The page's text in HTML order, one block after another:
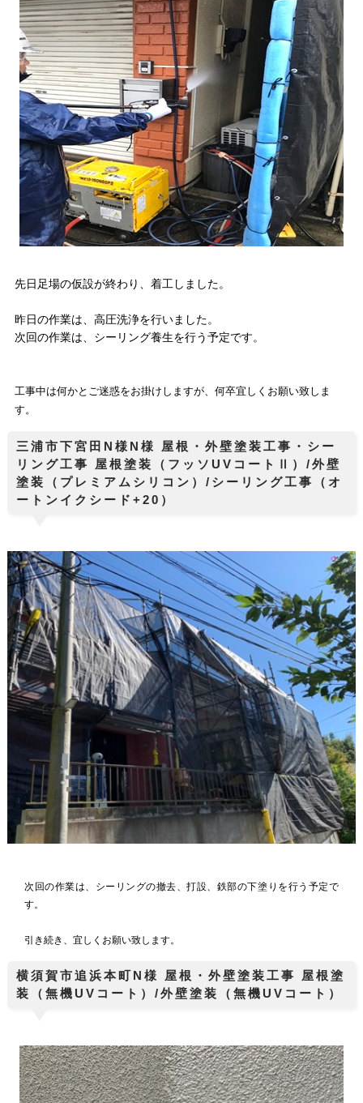
先日足場の仮設が終わり、着工しました。
昨日の作業は、高圧洗浄を行いました。
次回の作業は、シーリング養生を行う予定です。
工事中は何かとご迷惑をお掛けしますが、何卒宜しくお願い致しま
す。
三浦市下宮田N様N様 屋根・外壁塗装工事・シー
リング工事 屋根塗装（フッソUVコートⅡ）/外壁
塗装（プレミアムシリコン）/シーリング工事（オ
ートンイクシード+20）
次回の作業は、シーリングの撤去、打設、鉄部の下塗りを行う予定で
す。
引き続き、宜しくお願い致します。
横須賀市追浜本町N様 屋根・外壁塗装工事 屋根塗
装（無機UVコート）/外壁塗装（無機UVコート）